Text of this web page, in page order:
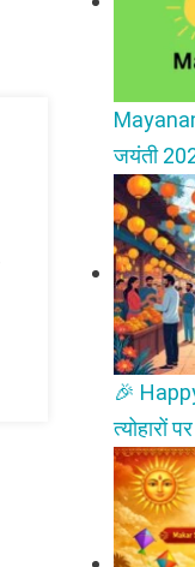
जयंती
🎉
त्योहारों